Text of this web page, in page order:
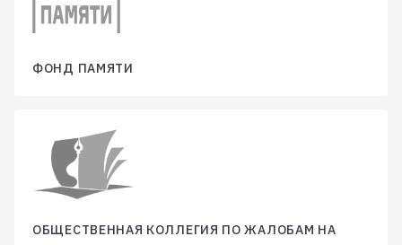
ФОНД ПАМЯТИ
ОБЩЕСТВЕННАЯ КОЛЛЕГИЯ ПО ЖАЛОБАМ НА